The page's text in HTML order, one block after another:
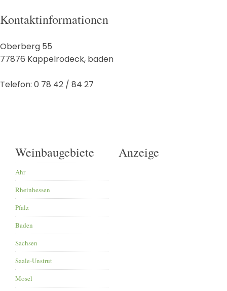
Kontaktinformationen
Oberberg 55
77876 Kappelrodeck, baden
Telefon: 0 78 42 / 84 27
Weinbaugebiete
Ahr
Rheinhessen
Pfalz
Baden
Sachsen
Saale-Unstrut
Mosel
Anzeige